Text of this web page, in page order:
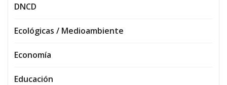
DNCD
Ecológicas / Medioambiente
Economía
Educación